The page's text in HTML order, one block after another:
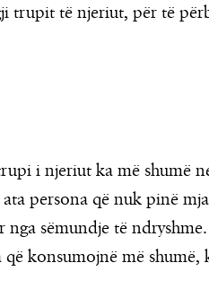
trupit të njeriut, për të
i njeriut ka më shumë
persona që nuk pinë
nga sëmundje të
konsumojnë më